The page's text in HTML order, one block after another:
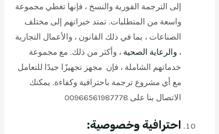
إلى الترجمة الفورية والنسخ ، فإنها تغطي مجموعة
واسعة من المتطلبات. تمتد خبراتهم إلى مختلف
الصناعات ، بما في ذلك القانون ، والأعمال التجارية
، والرعاية الصحية ، وأكثر من ذلك. مع مجموعة
خدماتهم الشاملة ، فإن مجهز تجهيزًا جيدًا للتعامل
مع أي مشروع ترجمة باحترافية وكفاءة. يمكنك
الاتصال بنا على 00966561987778
احترافية وخصوصية: